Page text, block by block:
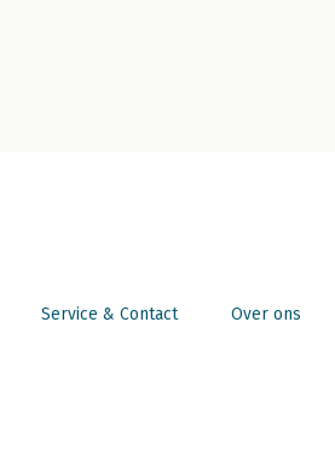
Service & Contact Over ons